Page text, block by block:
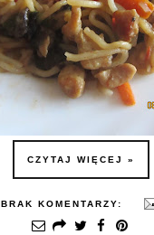
CZYTAJ WIĘCEJ »
BRAK KOMENTARZY: